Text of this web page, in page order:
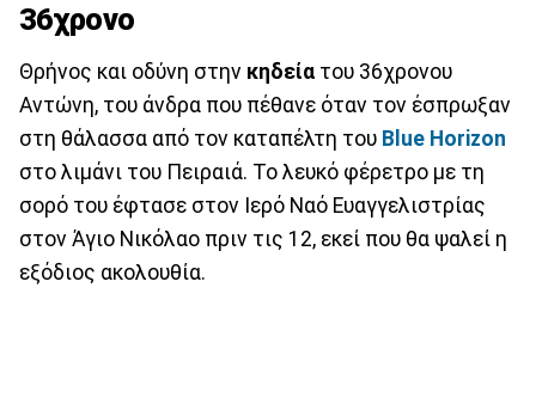
36χρονο
Θρήνος και οδύνη στην κηδεία του 36χρονου
Αντώνη, του άνδρα που πέθανε όταν τον έσπρωξαν
στη θάλασσα από τον καταπέλτη του Blue Horizon
στο λιμάνι του Πειραιά. Το λευκό φέρετρο με τη
σορό του έφτασε στον Ιερό Ναό Ευαγγελιστρίας
στον Άγιο Νικόλαο πριν τις 12, εκεί που θα ψαλεί η
εξόδιος ακολουθία.